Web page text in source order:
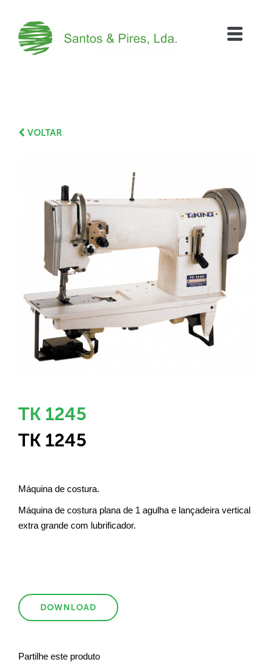
VOLTAR
TK 1245
TK 1245
Máquina de costura.
Máquina de costura plana de 1 agulha e lançadeira vertical
extra grande com lubrificador.
DOWNLOAD
Partilhe este produto